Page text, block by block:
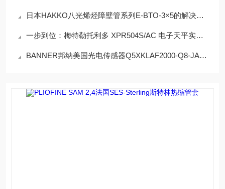
日本HAKKO八光烯烃障壁管系列E-BTO-3×5的解决方案
一步到位：梅特勒托利多 XPR504S/AC 电子天平实操教程
BANNER邦纳美国光电传感器Q5XKLAF2000-Q8-JAM的特点